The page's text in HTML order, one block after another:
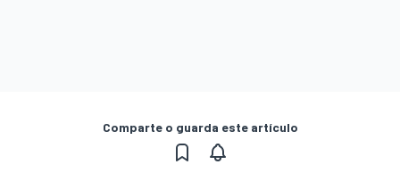
Comparte o guarda este artículo